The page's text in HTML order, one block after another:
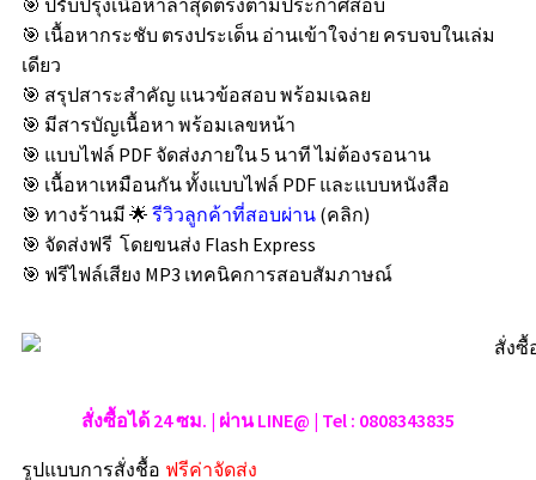
🎯 เนื้อหากระชับ ตรงประเด็น อ่านเข้าใจง่าย ครบจบในเล่ม
เดียว
🎯 สรุปสาระสำคัญ แนวข้อสอบ พร้อมเฉลย
🎯 มีสารบัญเนื้อหา พร้อมเลขหน้า
🎯 แบบไฟล์ PDF จัดส่งภายใน 5 นาที ไม่ต้องรอนาน
🎯 เนื้อหาเหมือนกัน ทั้งแบบไฟล์ PDF และแบบหนังสือ
🎯 ทางร้านมี 🌟 รีวิวลูกค้าที่สอบผ่าน (คลิก)
🎯 จัดส่งฟรี โดยขนส่ง Flash Express
🎯 ฟรีไฟล์เสียง MP3 เทคนิคการสอบสัมภาษณ์
สั่งซื้อได้ 24 ซม. | ผ่าน LINE@ | Tel : 0808343835
รูปแบบการสั่งชื้อ ฟรีค่าจัดส่ง